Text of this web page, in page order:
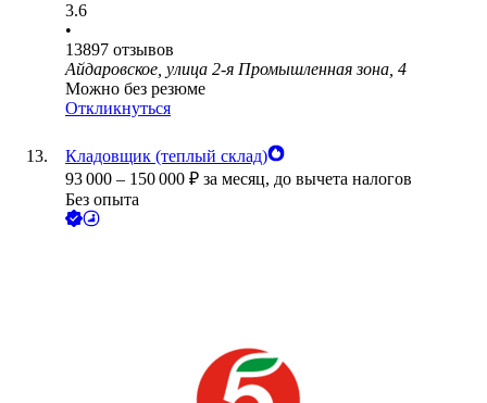
3.6
•
13897 отзывов
Айдаровское, улица 2-я Промышленная зона, 4
Можно без резюме
Откликнуться
Кладовщик (теплый склад)
93 000 – 150 000 ₽ за месяц, до вычета налогов
Без опыта